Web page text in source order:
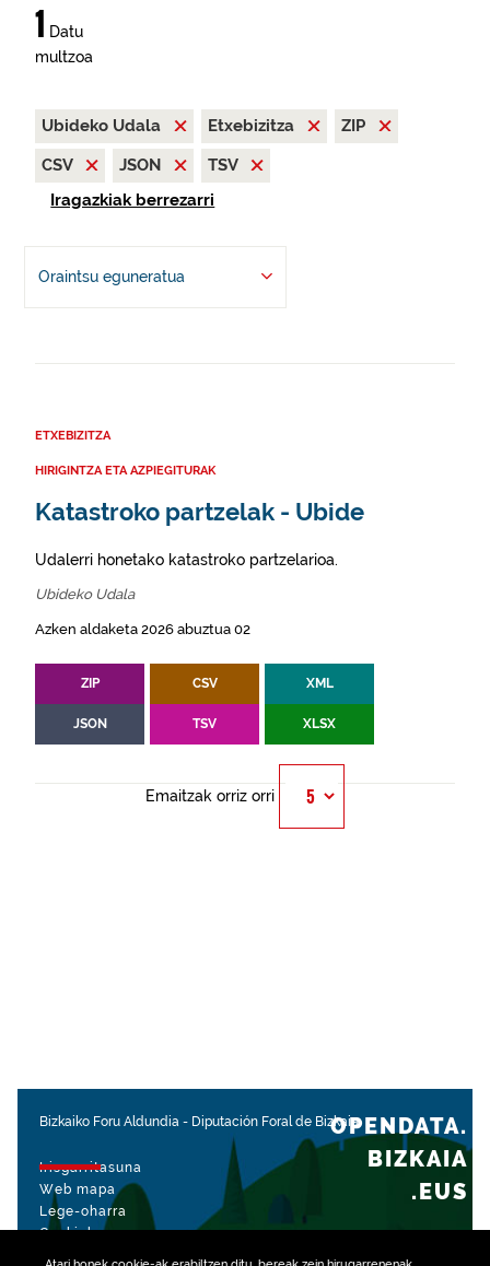
1 Datu
multzoa
Ubideko Udala Etxebizitza
ZIP
CSV
JSON
TSV
Iragazkiak berrezarri
Oraintsu eguneratua
ETXEBIZITZA
HIRIGINTZA ETA AZPIEGITURAK
Katastroko partzelak - Ubide
Udalerri honetako katastroko partzelarioa.
Ubideko Udala
Azken aldaketa 2026 abuztua 02
ZIP CSV XML
JSON TSV XLSX
Emaitzak orriz orri
Bizkaiko Foru Aldundia - Diputación Foral de Bizkaia
Irisgarritasuna
Web mapa
Lege-oharra
Cookiak
OPENDATA.
BIZKAIA
.EUS